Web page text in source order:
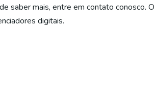
saber mais, entre em contato conosco.
digitais.